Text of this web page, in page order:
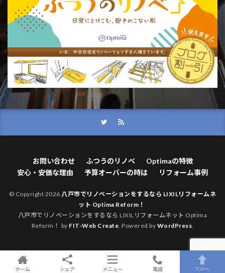
お問い合わせ ふつうのリノベ
Optimaの特徴
安心・安価な理由
予算オーバーの時は リフォーム事例
© Copyright 2026 八戸市でリノベーションをするなら LIXILリフォームネ
ット Optima Reform！
八戸市でリノベーションをするなら LIXILリフォームネット Optima
Reform！ by FIT-Web Create . Powered by WordPress
ホーム シェア メニュー 電話 TOPへ